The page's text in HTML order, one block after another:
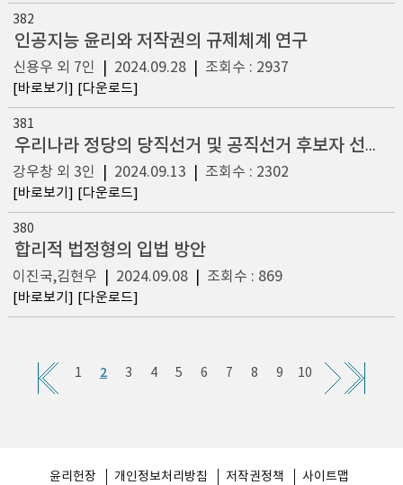
382
인공지능 윤리와 저작권의 규제체계 연구
신용우 외 7인 2024.09.28| 조회수 : 2937
[바로보기] [다운로드]
381
우리나라 정당의 당직선거 및 공직선거 후보자 선출 규정 연구
강우창 외 3인
2024.09.13 조회수 : 2302
[바로보기] [다운로드]
380
합리적 법정형의 입법 방안
이진국,김현우 2024.09.08| 조회수 : 869
[바로보기] [다운로드]
1 2 3 4 5 6 7 8 9 10
윤리헌장 개인정보처리방침 저작권정책 사이트맵